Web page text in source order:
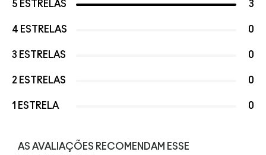
5 ESTRELAS 3
4 ESTRELAS 0
3 ESTRELAS 0
2 ESTRELAS 0
1 ESTRELA 0
AS AVALIAÇÕES RECOMENDAM ESSE